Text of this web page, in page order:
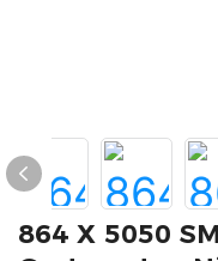
864 X 5050